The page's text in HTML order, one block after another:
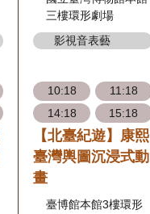
三樓環形劇場
影視音表藝
10:18
11:18
14:18
15:18
【北臺紀遊】康熙
臺灣輿圖沉浸式動
畫
臺博館本館3樓環形